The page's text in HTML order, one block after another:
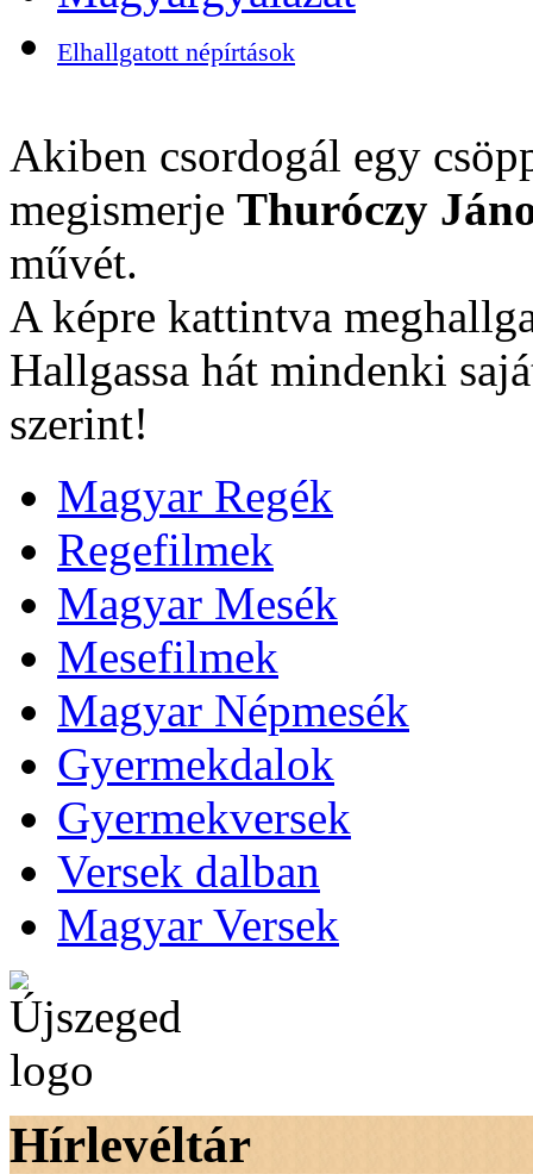
Elhallgatott népírtások
Akiben csordogál egy
megismerje Thuróczy
művét.
A képre kattintva
Hallgassa hát mindenki
szerint!
Magyar Regék
Regefilmek
Magyar Mesék
Mesefilmek
Magyar Népmesék
Gyermekdalok
Gyermekversek
Versek dalban
Magyar Versek
Hírlevéltár